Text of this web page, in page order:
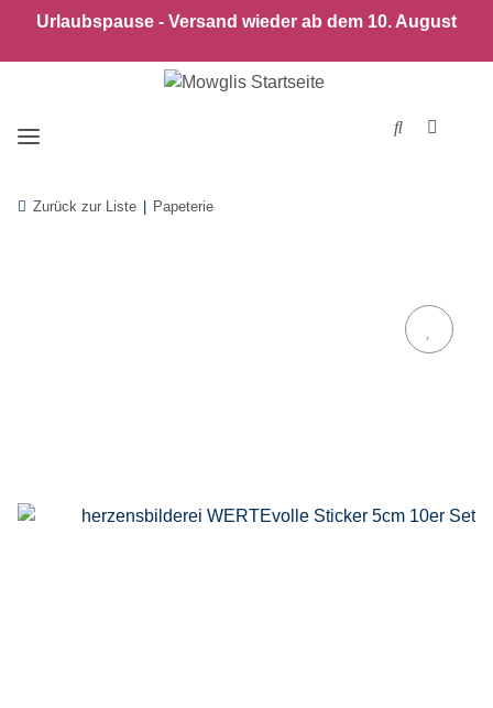
Urlaubspause - Versand wieder ab dem 10. August
Zurück zur Liste Papeterie